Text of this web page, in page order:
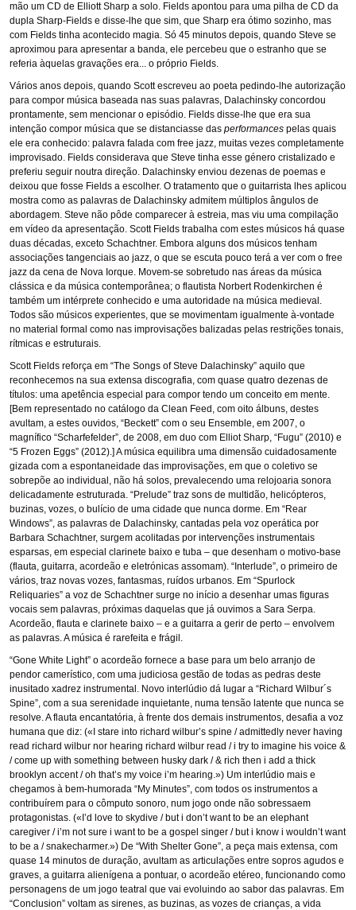
mão um CD de Elliott Sharp a solo. Fields apontou para uma pilha de CD da
dupla Sharp-Fields e disse-lhe que sim, que Sharp era ótimo sozinho, mas
com Fields tinha acontecido magia. Só 45 minutos depois, quando Steve se
aproximou para apresentar a banda, ele percebeu que o estranho que se
referia àquelas gravações era... o próprio Fields.
Vários anos depois, quando Scott escreveu ao poeta pedindo-lhe autorização
para compor música baseada nas suas palavras, Dalachinsky concordou
prontamente, sem mencionar o episódio. Fields disse-lhe que era sua
intenção compor música que se distanciasse das performances pelas quais
ele era conhecido: palavra falada com free jazz, muitas vezes completamente
improvisado. Fields considerava que Steve tinha esse género cristalizado e
preferiu seguir noutra direção. Dalachinsky enviou dezenas de poemas e
deixou que fosse Fields a escolher. O tratamento que o guitarrista lhes aplicou
mostra como as palavras de Dalachinsky admitem múltiplos ângulos de
abordagem. Steve não pôde comparecer à estreia, mas viu uma compilação
em vídeo da apresentação. Scott Fields trabalha com estes músicos há quase
duas décadas, exceto Schachtner. Embora alguns dos músicos tenham
associações tangenciais ao jazz, o que se escuta pouco terá a ver com o free
jazz da cena de Nova Iorque. Movem-se sobretudo nas áreas da música
clássica e da música contemporânea; o flautista Norbert Rodenkirchen é
também um intérprete conhecido e uma autoridade na música medieval.
Todos são músicos experientes, que se movimentam igualmente à-vontade
no material formal como nas improvisações balizadas pelas restrições tonais,
rítmicas e estruturais.
Scott Fields reforça em “The Songs of Steve Dalachinsky” aquilo que
reconhecemos na sua extensa discografia, com quase quatro dezenas de
títulos: uma apetência especial para compor tendo um conceito em mente.
[Bem representado no catálogo da Clean Feed, com oito álbuns, destes
avultam, a estes ouvidos, “Beckett” com o seu Ensemble, em 2007, o
magnífico “Scharfefelder”, de 2008, em duo com Elliot Sharp, “Fugu” (2010) e
“5 Frozen Eggs” (2012).] A música equilibra uma dimensão cuidadosamente
gizada com a espontaneidade das improvisações, em que o coletivo se
sobrepõe ao individual, não há solos, prevalecendo uma relojoaria sonora
delicadamente estruturada. “Prelude” traz sons de multidão, helicópteros,
buzinas, vozes, o bulício de uma cidade que nunca dorme. Em “Rear
Windows”, as palavras de Dalachinsky, cantadas pela voz operática por
Barbara Schachtner, surgem acolitadas por intervenções instrumentais
esparsas, em especial clarinete baixo e tuba – que desenham o motivo-base
(flauta, guitarra, acordeão e eletrónicas assomam). “Interlude”, o primeiro de
vários, traz novas vozes, fantasmas, ruídos urbanos. Em “Spurlock
Reliquaries” a voz de Schachtner surge no início a desenhar umas figuras
vocais sem palavras, próximas daquelas que já ouvimos a Sara Serpa.
Acordeão, flauta e clarinete baixo – e a guitarra a gerir de perto – envolvem
as palavras. A música é rarefeita e frágil.
“Gone White Light” o acordeão fornece a base para um belo arranjo de
pendor camerístico, com uma judiciosa gestão de todas as pedras deste
inusitado xadrez instrumental. Novo interlúdio dá lugar a “Richard Wilbur´s
Spine”, com a sua serenidade inquietante, numa tensão latente que nunca se
resolve. A flauta encantatória, à frente dos demais instrumentos, desafia a voz
humana que diz: («I stare into richard wilbur’s spine / admittedly never having
read richard wilbur nor hearing richard wilbur read / i try to imagine his voice &
/ come up with something between husky dark / & rich then i add a thick
brooklyn accent / oh that’s my voice i’m hearing.») Um interlúdio mais e
chegamos à bem-humorada “My Minutes”, com todos os instrumentos a
contribuírem para o cômputo sonoro, num jogo onde não sobressaem
protagonistas. («I’d love to skydive / but i don’t want to be an elephant
caregiver / i’m not sure i want to be a gospel singer / but i know i wouldn’t want
to be a / snakecharmer.») De “With Shelter Gone”, a peça mais extensa, com
quase 14 minutos de duração, avultam as articulações entre sopros agudos e
graves, a guitarra alienígena a pontuar, o acordeão etéreo, funcionando como
personagens de um jogo teatral que vai evoluindo ao sabor das palavras. Em
“Conclusion” voltam as sirenes, as buzinas, as vozes de crianças, a vida